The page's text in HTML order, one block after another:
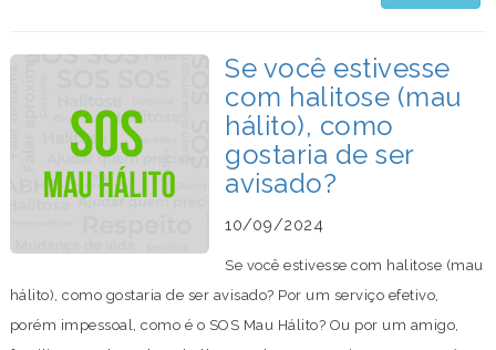
Se você estivesse
com halitose (mau
hálito), como
gostaria de ser
avisado?
10/09/2024
Se você estivesse com halitose (mau
hálito), como gostaria de ser avisado? Por um serviço efetivo,
porém impessoal, como é o SOS Mau Hálito? Ou por um amigo,